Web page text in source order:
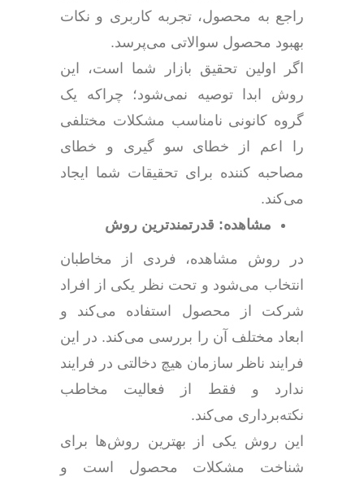
راجع به محصول، تجربه کاربری و نکات
بهبود محصول سوالاتی می‌پرسد.
اگر اولین تحقیق بازار شما است، این
روش ابدا توصیه نمی‌شود؛ چراکه یک
گروه کانونی نامناسب مشکلات مختلفی
را اعم از خطای سو گیری و خطای
مصاحبه کننده برای تحقیقات شما ایجاد
می‌کند.
مشاهده: قدرتمندترین روش
در روش مشاهده، فردی از مخاطبان
انتخاب می‌شود و تحت نظر یکی از افراد
شرکت از محصول استفاده می‌کند و
ابعاد مختلف آن را بررسی می‌کند. در این
فرایند ناظر سازمان هیچ دخالتی در فرایند
ندارد و فقط از فعالیت مخاطب
نکته‌برداری می‌کند.
این روش یکی از بهترین روش‌ها برای
شناخت مشکلات محصول است و